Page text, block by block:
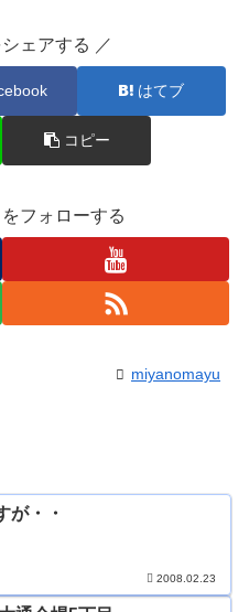
ェアする ／
はてブ
コピー
をフォローする
miyanomayu
が・・
2008.02.23